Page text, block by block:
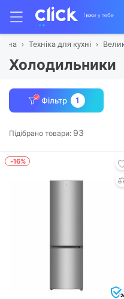
Техніка для кухні
Холодильники
Фільтр 1
Підібрано товари: 93
-16%